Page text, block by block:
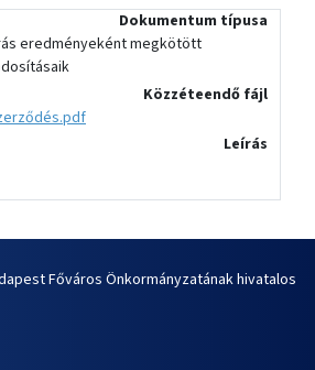
Dokumentum típusa
eredményeként megkötött
Közzéteendő fájl
Leírás
Főváros Önkormányzatának hivatalos